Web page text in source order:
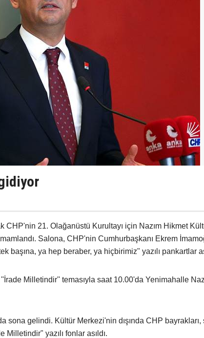
CHP'nin 21. Olağanüstü Kurultayı için Nazım Hikmet
Salona, CHP'nin Cumhurbaşkanı Ekrem
başına, ya hep beraber, ya hiçbirimiz" yazılı pankartlar
Milletindir'' temasıyla saat 10.00'da Yenimahalle
sona gelindi. Kültür Merkezi'nin dışında CHP bayrakları,
yazılı fonlar asıldı.